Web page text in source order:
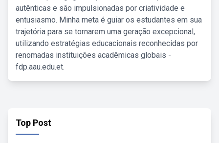
autênticas e são impulsionadas por criatividade e
entusiasmo. Minha meta é guiar os estudantes em sua
trajetória para se tornarem uma geração excepcional,
utilizando estratégias educacionais reconhecidas por
renomadas instituições acadêmicas globais -
fdp.aau.edu.et.
Top Post